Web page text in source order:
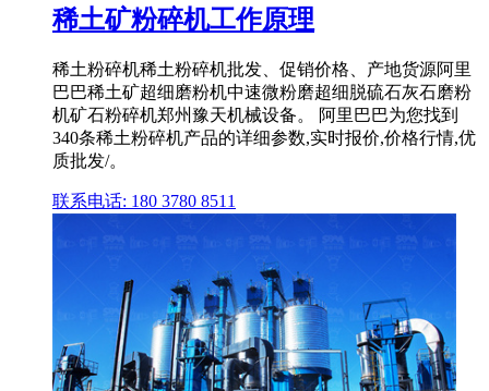
稀土矿粉碎机工作原理
稀土粉碎机稀土粉碎机批发、促销价格、产地货源阿里
巴巴稀土矿超细磨粉机中速微粉磨超细脱硫石灰石磨粉
机矿石粉碎机郑州豫天机械设备。 阿里巴巴为您找到
340条稀土粉碎机产品的详细参数,实时报价,价格行情,优
质批发/。
联系电话: 180 3780 8511